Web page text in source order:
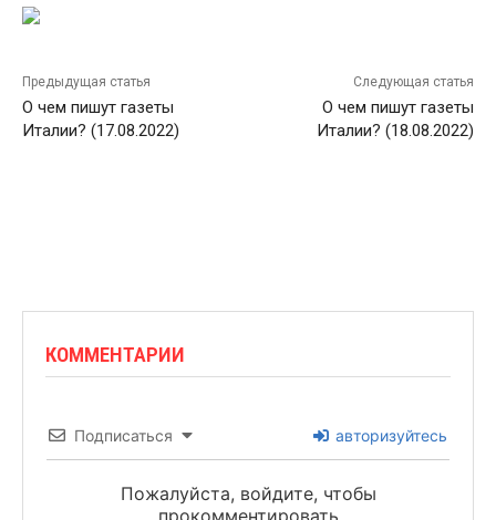
Предыдущая статья
О чем пишут газеты
Италии? (17.08.2022)
Следующая статья
О чем пишут газеты
Италии? (18.08.2022)
КОММЕНТАРИИ
Подписаться авторизуйтесь
Пожалуйста, войдите, чтобы
прокомментировать